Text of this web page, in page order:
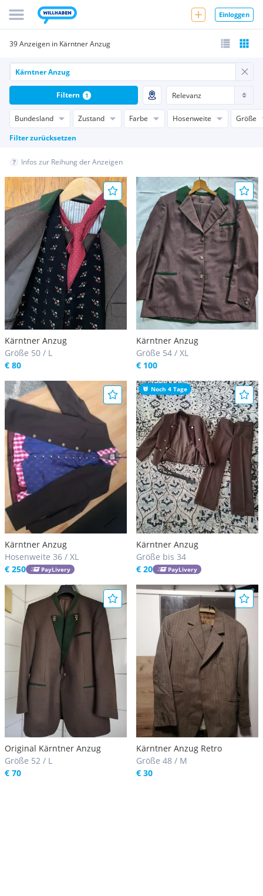
Einloggen
39 Anzeigen in Kärntner Anzug
Bundesland Zustand Farbe Hosenweite
Größe
Filter zurücksetzen
Filtern 1
Infos zur Reihung der Anzeigen
Kärntner Anzug
Größe 50 / L
€ 80
Kärntner Anzug
Größe 54 / XL
€ 100
Kärntner Anzug
Hosenweite 36 / XL
€ 250
PayLivery
Noch 4 Tage
Kärntner Anzug
Größe bis 34
€ 20
PayLivery
Original Kärntner Anzug
Größe 52 / L
€ 70
Kärntner Anzug Retro
Größe 48 / M
€ 30